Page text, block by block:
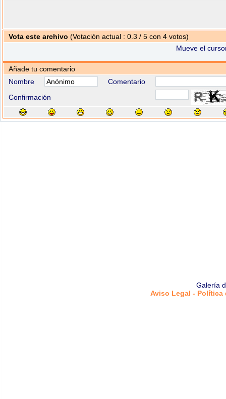
Vota este archivo (Votación actual : 0.3 / 5 con 4 votos)
Mueve el
Añade tu comentario
Nombre
Comentario
Confirmación
Galería
Aviso Legal -